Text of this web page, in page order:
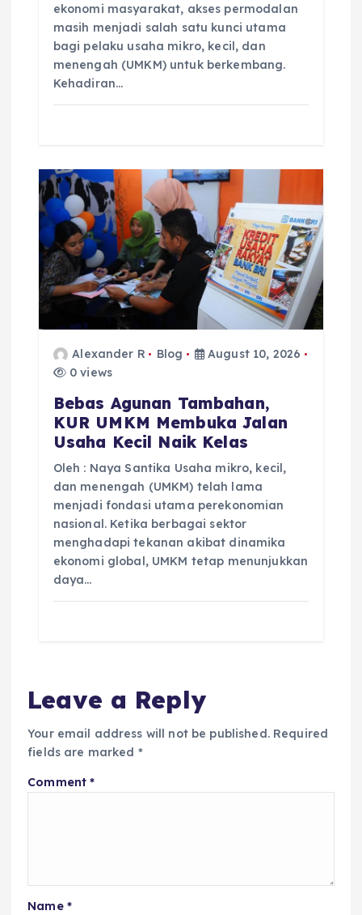
ekonomi masyarakat, akses permodalan
masih menjadi salah satu kunci utama
bagi pelaku usaha mikro, kecil, dan
menengah (UMKM) untuk berkembang.
Kehadiran…
Alexander R Blog
August 10, 2026
0 views
Bebas Agunan Tambahan,
KUR UMKM Membuka Jalan
Usaha Kecil Naik Kelas
Oleh : Naya Santika Usaha mikro, kecil,
dan menengah (UMKM) telah lama
menjadi fondasi utama perekonomian
nasional. Ketika berbagai sektor
menghadapi tekanan akibat dinamika
ekonomi global, UMKM tetap menunjukkan
daya…
Leave a Reply
Your email address will not be published. Required
fields are marked *
Comment*
Name *